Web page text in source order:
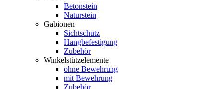
Betonstein
Naturstein
Gabionen
Sichtschutz
Hangbefestigung
Zubehör
Winkelstützelemente
ohne Bewehrung
mit Bewehrung
Zubehör